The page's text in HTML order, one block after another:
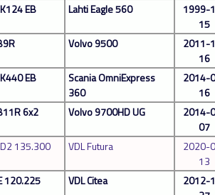
EB Lahti Eagle 560
1999-
15
Volvo 9500
2011-
16
EB
Scania OmniExpress
360
2014-
16
6x2 Volvo 9700HD UG
2014-
07
135.300 VDL Futura
2020-
13
120.225 VDL Citea
2012-